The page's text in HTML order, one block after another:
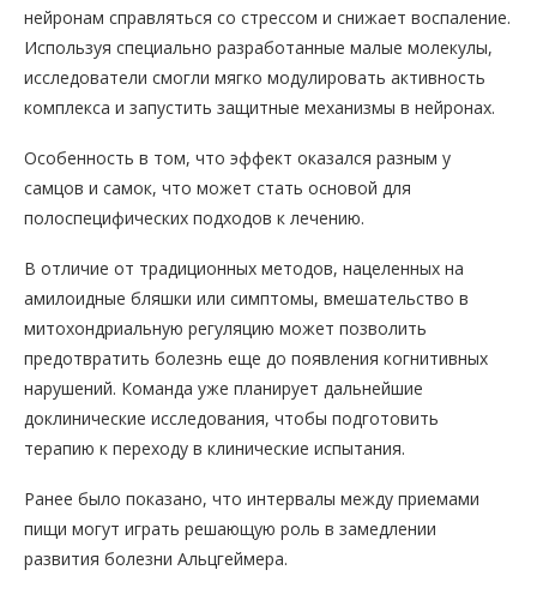
нейронам справляться со стрессом и снижает воспаление.
Используя специально разработанные малые молекулы,
исследователи смогли мягко модулировать активность
комплекса и запустить защитные механизмы в нейронах.
Особенность в том, что эффект оказался разным у
самцов и самок, что может стать основой для
полоспецифических подходов к лечению.
В отличие от традиционных методов, нацеленных на
амилоидные бляшки или симптомы, вмешательство в
митохондриальную регуляцию может позволить
предотвратить болезнь еще до появления когнитивных
нарушений. Команда уже планирует дальнейшие
доклинические исследования, чтобы подготовить
терапию к переходу в клинические испытания.
Ранее было показано, что интервалы между приемами
пищи могут играть решающую роль в замедлении
развития болезни Альцгеймера.